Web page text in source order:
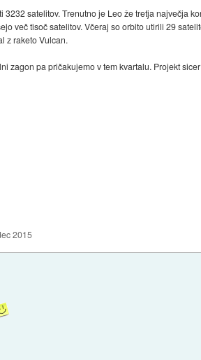
satelitov. Trenutno je Leo že tretja največja
več tisoč satelitov. Včeraj so orbito utirili 29
z raketo Vulcan.
zagon pa pričakujemo v tem kvartalu. Projekt
2015